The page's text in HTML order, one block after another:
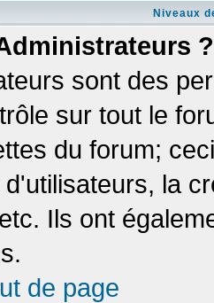
Niveaux
?
sont des
sur tout le
du forum;
la
Ils ont
de page